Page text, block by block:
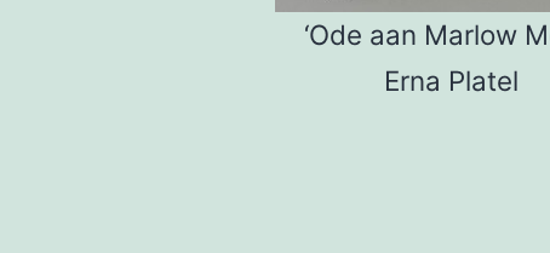
‘Ode aan Marlow
Erna Platel